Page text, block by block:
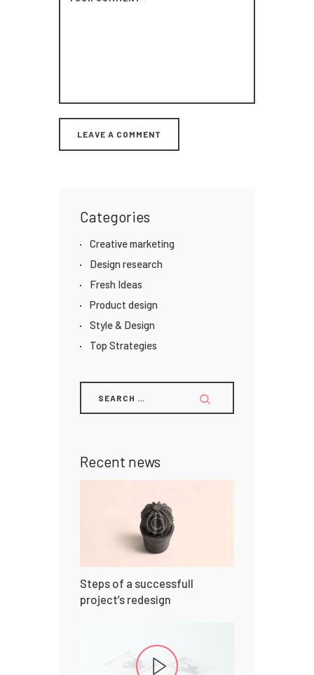
Categories
Creative marketing
Design research
Fresh Ideas
Product design
Style & Design
Top Strategies
Recent news
Steps of a successfull
project’s redesign